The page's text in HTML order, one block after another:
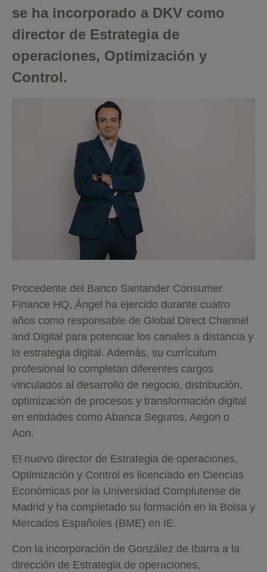
se ha incorporado a DKV como
director de Estrategia de
operaciones, Optimización y
Control.
Procedente del Banco Santander Consumer
Finance HQ, Ángel ha ejercido durante cuatro
años como responsable de Global Direct Channel
and Digital para potenciar los canales a distancia y
la estrategia digital. Además, su currículum
profesional lo completan diferentes cargos
vinculados al desarrollo de negocio, distribución,
optimización de procesos y transformación digital
en entidades como Abanca Seguros, Aegon o
Aon.
El nuevo director de Estrategia de operaciones,
Optimización y Control es licenciado en Ciencias
Económicas por la Universidad Complutense de
Madrid y ha completado su formación en la Bolsa y
Mercados Españoles (BME) en IE.
Con la incorporación de González de Ibarra a la
dirección de Estrategia de operaciones,